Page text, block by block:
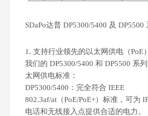
SDaPo达普 DP5300/5400 及 DP5500
1. 支持行业领先的以太网供电（PoE
我们的 DP5300/5400 和 DP5500 系
太网供电标准：
DP5300/5400：完全符合 IEEE
802.3af/at（PoE/PoE+）标准，可为
电话和无线接入点提供合适的电力。